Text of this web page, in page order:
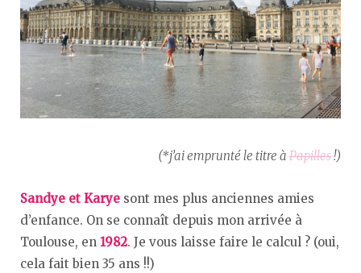
(*j’ai emprunté le titre à Papilles!)
Sandye et Karye sont mes plus anciennes amies
d’enfance. On se connaît depuis mon arrivée à
Toulouse, en 1982. Je vous laisse faire le calcul ? (oui,
cela fait bien 35 ans !!)